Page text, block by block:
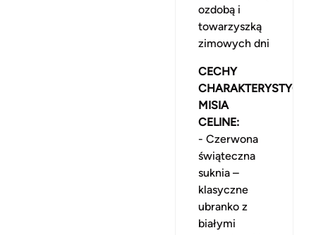
ozdobą i
towarzyszką
zimowych dni
CECHY
MISIA
CELINE:
- Czerwona
świąteczna
suknia –
klasyczne
ubranko z
białymi